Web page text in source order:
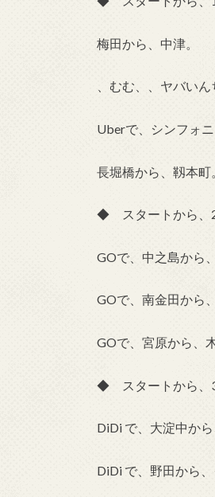
梅田から、中津。
、むむ、、ヤバい
Uberで、シンフォニ
長堀橋から、靱本町
◆ スタートから、2
GOで、中之島から
GOで、南金田から
GOで、宮原から、
◆ スタートから、3
DiDi で、大淀中から
DiDi で、野田から、